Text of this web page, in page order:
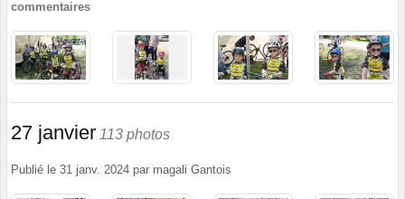
commentaires
27 janvier 113 photos
Publié le 31 janv. 2024 par magali Gantois